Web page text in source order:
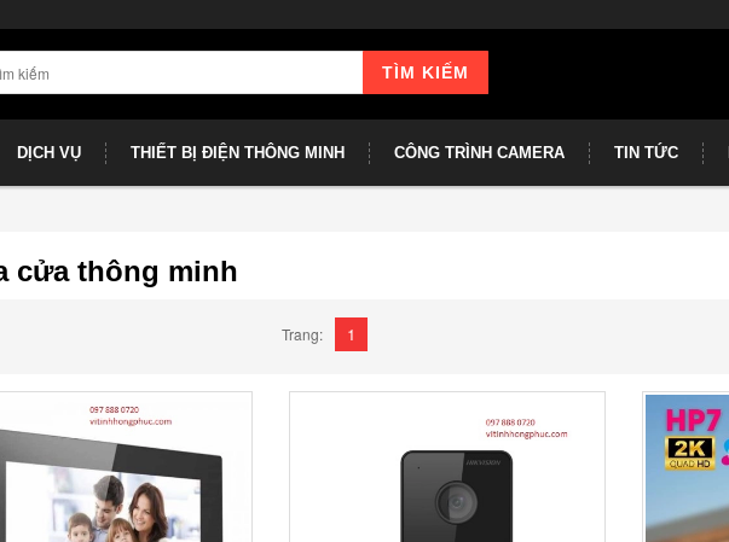
TÌM KIẾM
DỊCH VỤ THIẾT BỊ ĐIỆN THÔNG MINH CÔNG TRÌNH CAMERA TIN TỨC
cửa thông minh
Trang: 1